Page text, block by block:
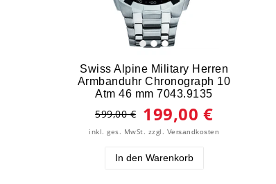
Swiss Alpine Military Herren
Armbanduhr Chronograph 10
Atm 46 mm 7043.9135
599,00 € 199,00 €
inkl. ges. MwSt. zzgl. Versandkosten
In den Warenkorb